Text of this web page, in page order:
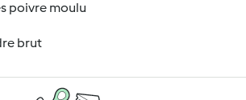
poivre moulu
brut